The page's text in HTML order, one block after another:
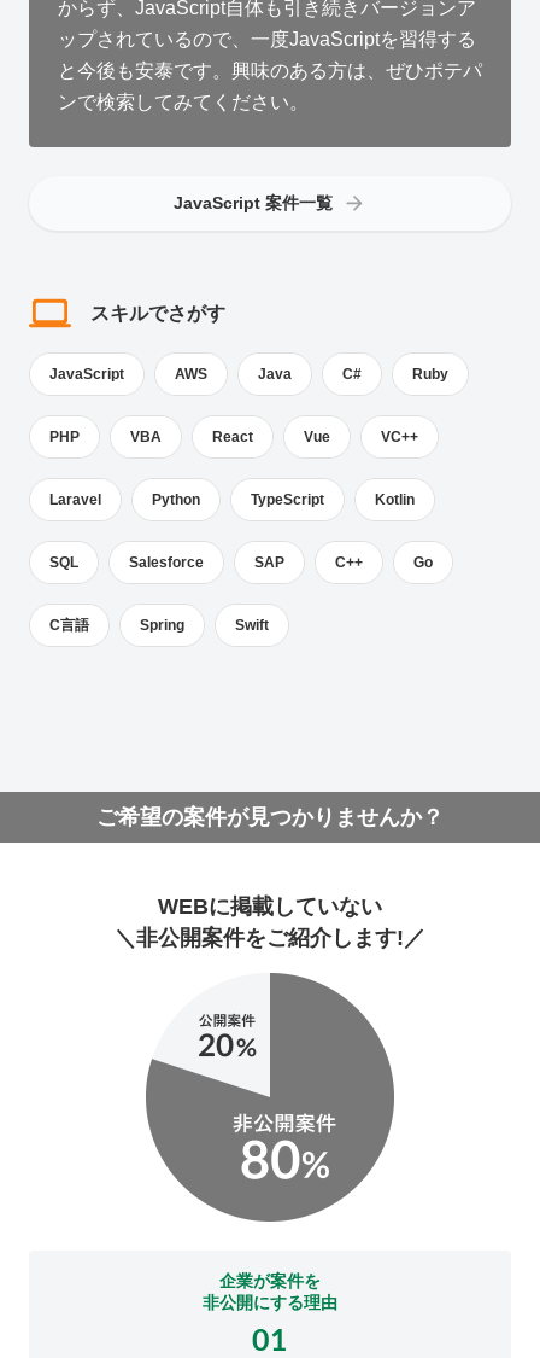
からず、JavaScript自体も引き続きバージョンア
ップされているので、一度JavaScriptを習得する
と今後も安泰です。興味のある方は、ぜひポテパ
ンで検索してみてください。
JavaScript 案件一覧
スキルでさがす
JavaScript AWS Java C# Ruby
PHP VBA React Vue VC++
Laravel Python TypeScript Kotlin
SQL Salesforce SAP C++ Go
C言語 Spring Swift
ご希望の案件が見つかりませんか？
WEBに掲載していない
＼非公開案件をご紹介します!／
企業が案件を
非公開にする理由
01